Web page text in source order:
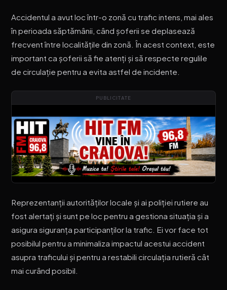
Accidentul a avut loc într-o zonă cu trafic intens, mai ales
în perioada săptămânii, când șoferii se deplasează
frecvent între localitățile din zonă. În acest context, este
important ca șoferii să fie atenți și să respecte regulile
de circulație pentru a evita astfel de incidente.
PUBLICITATE
Reprezentanții autorităților locale și ai poliției rutiere au
fost alertați și sunt pe loc pentru a gestiona situația și a
asigura siguranța participanților la trafic. Ei vor face tot
posibilul pentru a minimaliza impactul acestui accident
asupra traficului și pentru a restabili circulația rutieră cât
mai curând posibil.